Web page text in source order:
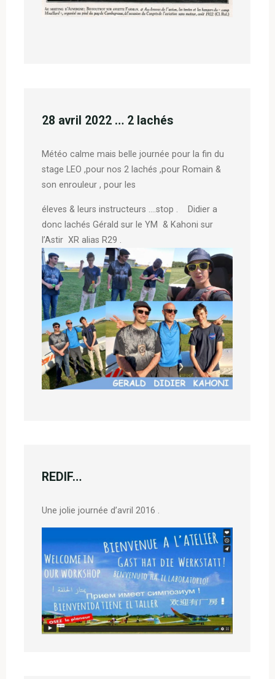
28 avril 2022 … 2 lachés
Météo calme mais belle journée pour la fin du
stage LEO ,pour nos 2 lachés ,pour Romain &
son enrouleur , pour les
éleves & leurs instructeurs ….stop . Didier a
donc lachés Gérald sur le YM & Kahoni sur
l’Astir XR alias R29 .
REDIF…
Une jolie journée d’avril 2016 .